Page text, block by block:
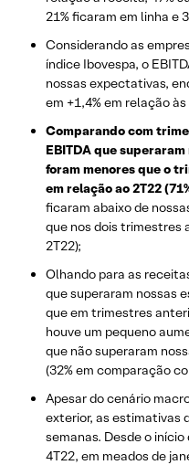
21% ficaram em linha e
Considerando as
índice Ibovespa, o
nossas expectativas,
em +1,4% em relação
Comparando com
EBITDA que
foram menores que o
em relação ao 2T22
ficaram abaixo de
que nos dois trimestres
2T22);
Olhando para as
que superaram nossas
que em trimestres
houve um pequeno
que não superaram
(32% em comparação
Apesar do cenário
exterior, as estimativas
semanas. Desde o
4T22, em meados de